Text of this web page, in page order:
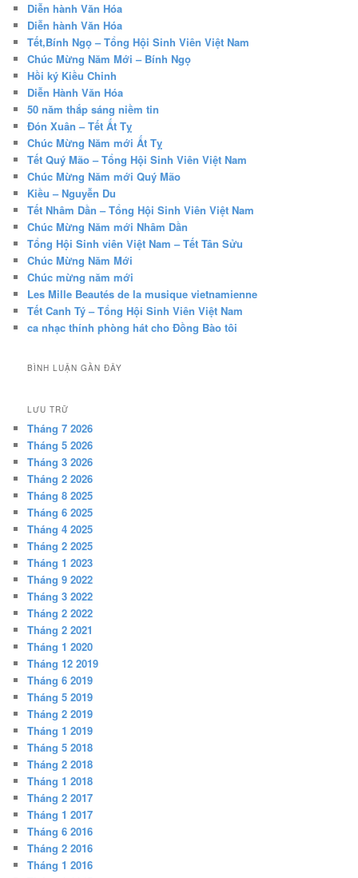
Diễn hành Văn Hóa
Diễn hành Văn Hóa
Tết,Bính Ngọ – Tổng Hội Sinh Viên Việt Nam
Chúc Mừng Năm Mới – Bính Ngọ
Hồi ký Kiều Chinh
Diễn Hành Văn Hóa
50 năm thắp sáng niềm tin
Đón Xuân – Tết Ất Tỵ
Chúc Mừng Năm mới Ất Tỵ
Tết Quý Mão – Tổng Hội Sinh Viên Việt Nam
Chúc Mừng Năm mới Quý Mão
Kiều – Nguyễn Du
Tết Nhâm Dần – Tổng Hội Sinh Viên Việt Nam
Chúc Mừng Năm mới Nhâm Dần
Tổng Hội Sinh viên Việt Nam – Tết Tân Sửu
Chúc Mừng Năm Mới
Chúc mừng năm mới
Les Mille Beautés de la musique vietnamienne
Tết Canh Tý – Tổng Hội Sinh Viên Việt Nam
ca nhạc thính phòng hát cho Đồng Bào tôi
BÌNH LUẬN GẦN ĐÂY
LƯU TRỮ
Tháng 7 2026
Tháng 5 2026
Tháng 3 2026
Tháng 2 2026
Tháng 8 2025
Tháng 6 2025
Tháng 4 2025
Tháng 2 2025
Tháng 1 2023
Tháng 9 2022
Tháng 3 2022
Tháng 2 2022
Tháng 2 2021
Tháng 1 2020
Tháng 12 2019
Tháng 6 2019
Tháng 5 2019
Tháng 2 2019
Tháng 1 2019
Tháng 5 2018
Tháng 2 2018
Tháng 1 2018
Tháng 2 2017
Tháng 1 2017
Tháng 6 2016
Tháng 2 2016
Tháng 1 2016